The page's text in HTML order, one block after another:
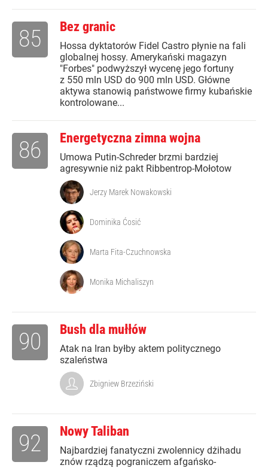
Bez granic
Hossa dyktatorów Fidel Castro płynie na fali
globalnej hossy. Amerykański magazyn
"Forbes" podwyższył wycenę jego fortuny
z 550 mln USD do 900 mln USD. Główne
aktywa stanowią państwowe firmy kubańskie
kontrolowane...
85
Energetyczna zimna wojna
Umowa Putin-Schreder brzmi bardziej
agresywnie niż pakt Ribbentrop-Mołotow
86
Jerzy Marek Nowakowski
Dominika Ćosić
Marta Fita-Czuchnowska
Monika Michaliszyn
Bush dla mułłów
Atak na Iran byłby aktem politycznego
szaleństwa
90
Zbigniew Brzeziński
Nowy Taliban
Najbardziej fanatyczni zwolennicy dżihadu
znów rządzą pograniczem afgańsko-
92